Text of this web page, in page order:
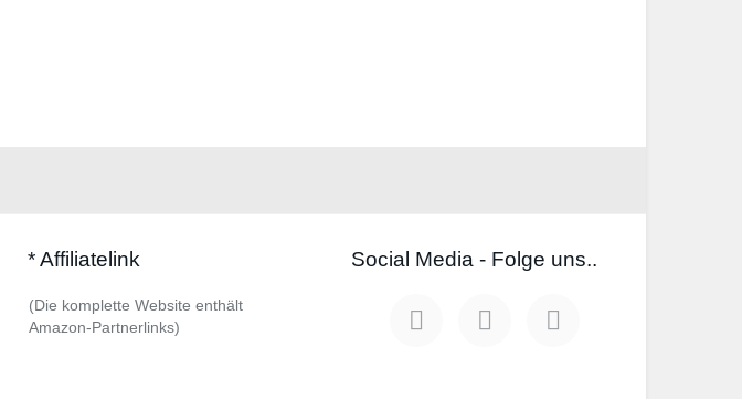
* Affiliatelink
(Die komplette Website enthält
Amazon-Partnerlinks)
Social Media - Folge uns..